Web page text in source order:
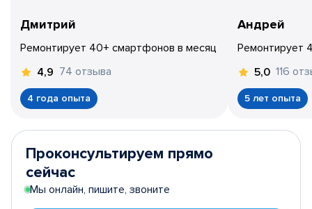
Дмитрий
Ремонтирует 40+ смартфонов в месяц
4,9 74 отзыва
4 года опыта
Андрей
Ремонтирует
5,0 116
5 лет опыта
Проконсультируем прямо
сейчас
Мы онлайн, пишите, звоните